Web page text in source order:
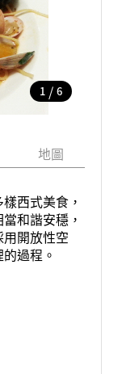
1 / 6
地圖
西式美食，
和諧安穩，
開放性空
過程。